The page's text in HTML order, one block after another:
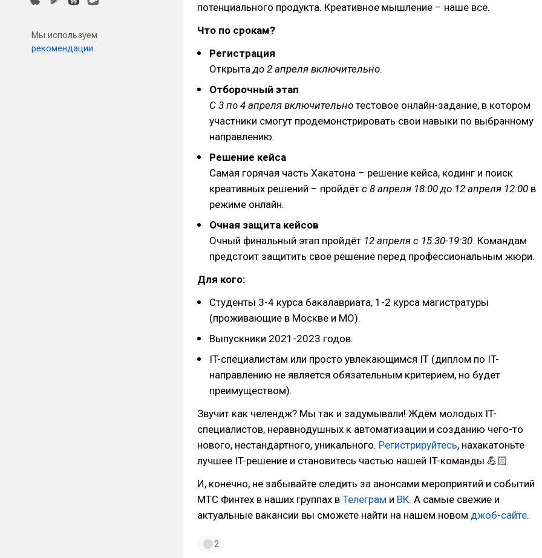
Мы используем
рекомендации.
потенциального продукта. Креативное мышление – наше всё.
Что по срокам?
Регистрация
Открыта до 2 апреля включительно.
Отборочный этап
С 3 по 4 апреля включительно тестовое онлайн-задание, в котором
участники смогут продемонстрировать свои навыки по выбранному
направлению.
Решение кейса
Самая горячая часть Хакатона – решение кейса, кодинг и поиск
креативных решений – пройдёт с 8 апреля 18:00 до 12 апреля 12:00 в
режиме онлайн.
Очная защита кейсов
Очный финальный этап пройдёт 12 апреля с 15:30-19:30. Командам
предстоит защитить своё решение перед профессиональным жюри.
Для кого:
Студенты 3-4 курса бакалавриата, 1-2 курса магистратуры
(проживающие в Москве и МО).
Выпускники 2021-2023 годов.
IT-специалистам или просто увлекающимся IT (диплом по IT-
направлению не является обязательным критерием, но будет
преимуществом).
Звучит как челендж? Мы так и задумывали! Ждём молодых IT-
специалистов, неравнодушных к автоматизации и созданию чего-то
нового, нестандартного, уникального. Регистрируйтесь, нахакатоньте
лучшее IT-решение и становитесь частью нашей IT-команды 💪🏻
И, конечно, не забывайте следить за анонсами мероприятий и событий
МТС Финтех в наших группах в Телеграм и ВК. А самые свежие и
актуальные вакансии вы сможете найти на нашем новом джоб-сайте.
2